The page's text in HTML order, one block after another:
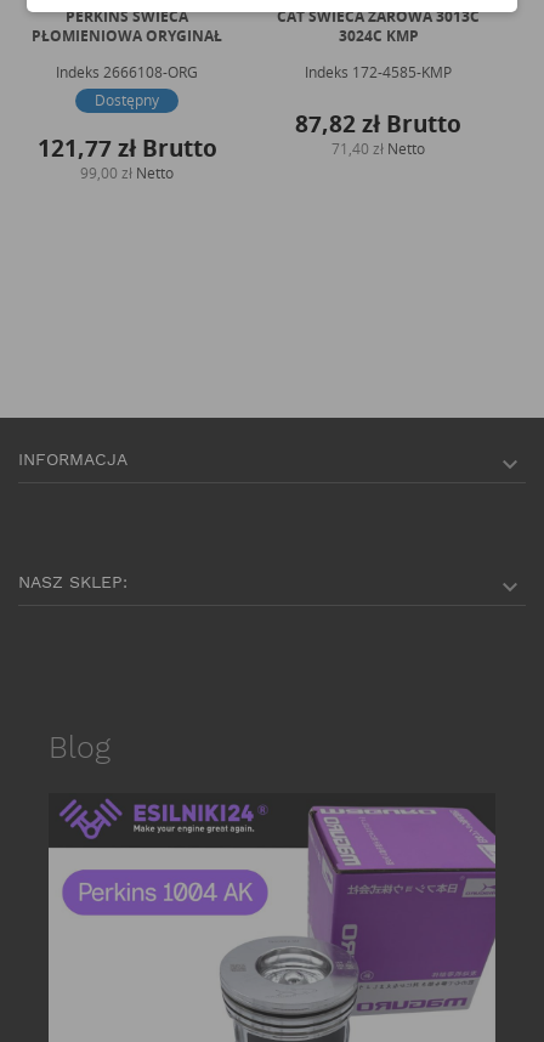
PERKINS ŚWIECA
PŁOMIENIOWA ORYGINAŁ
Indeks 2666108-ORG
Dostępny
121,77 złBrutto
99,00 zł Netto
CAT ŚWIECA ŻAROWA 3013C
3024C KMP
Indeks 172-4585-KMP
87,82 zł Brutto
71,40 zł Netto
INFORMACJA 
NASZ SKLEP: 
Blog